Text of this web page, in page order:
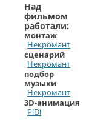
Над
фильмом
работали:
монтаж
Некромант
сценарий
Некромант
подбор
музыки
Некромант
3D-анимация
PiDi